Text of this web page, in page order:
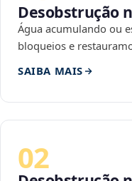
Desobstrução
Água acumulando ou
bloqueios e
SAIBA MAIS
02